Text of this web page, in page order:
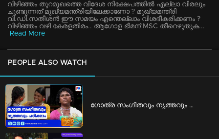
വിഴിഞ്ഞം തുറമുഖത്തെ വിദേശ നിക്ഷേപത്തില്‍ എല്ലാ വിരലും
ചൂണ്ടുന്നത് മുഖ്യമന്ത്രിയിലേക്കാണോ ? മുഖ്യമന്ത്രി
വി.ഡി.സതീശന്‍ ഈ സമയം എന്തെല്ലാം വിശദീകരിക്കണം ?
വിഴിഞ്ഞം വഴി കേരളതീരം.. ആഗോള ഭീമന് MSC തീറെഴുതുക...
Read More
PEOPLE ALSO WATCH
ഗോത്ര സംഗീതവും നൃത്തവും പഠിക്കാം; ‘കിര്‍ത്താഡ്സ് ’ ഒരുക്കുന്ന പരിശീലനം | KIRTADS